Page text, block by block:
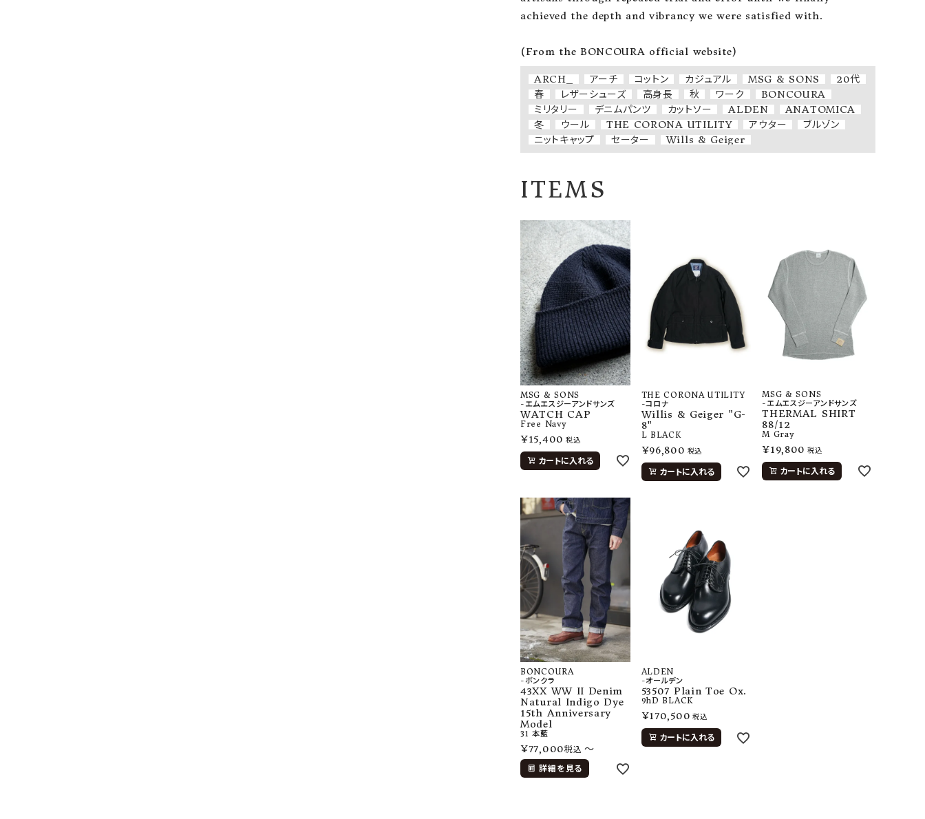
achieved the depth and vibrancy we were satisfied with.
(From the BONCOURA official website)
ARCH_ アーチ コットン カジュアル MSG & SONS
20代
春
レザーシューズ 高身長 秋 ワーク
BONCOURA
ミリタリー
デニムパンツ カットソー ALDEN
ANATOMICA
冬
ウール THE CORONA UTILITY アウター
ブルゾン
ニットキャップ
セーター Wills & Geiger
ITEMS
MSG & SONS
-エムエスジーアンドサンズ
WATCH CAP
Free Navy
¥15,400 税込
カートに入れる
THE CORONA UTILITY
-コロナ
Willis & Geiger "G-
8"
L BLACK
¥96,800 税込
カートに入れる
MSG & SONS
-エムエスジーアンドサンズ
THERMAL SHIRT
88/12
M Gray
¥19,800 税込
カートに入れる
BONCOURA
-ボンクラ
43XX WW II Denim
Natural Indigo Dye
15th Anniversary
Model
31 本藍
¥77,000税込 〜
詳細を見る
ALDEN
-オールデン
53507 Plain Toe Ox.
9hD BLACK
¥170,500 税込
カートに入れる